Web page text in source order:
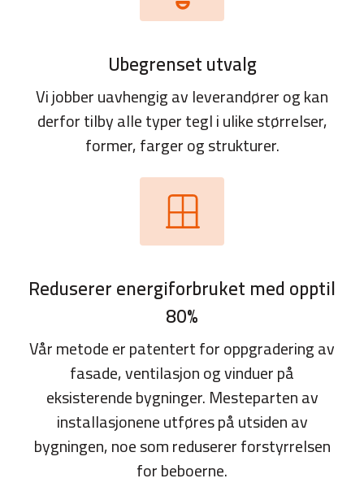
Ubegrenset utvalg
Vi jobber uavhengig av leverandører og kan
derfor tilby alle typer tegl i ulike størrelser,
former, farger og strukturer.
Reduserer energiforbruket med opptil
80%
Vår metode er patentert for oppgradering av
fasade, ventilasjon og vinduer på
eksisterende bygninger. Mesteparten av
installasjonene utføres på utsiden av
bygningen, noe som reduserer forstyrrelsen
for beboerne.